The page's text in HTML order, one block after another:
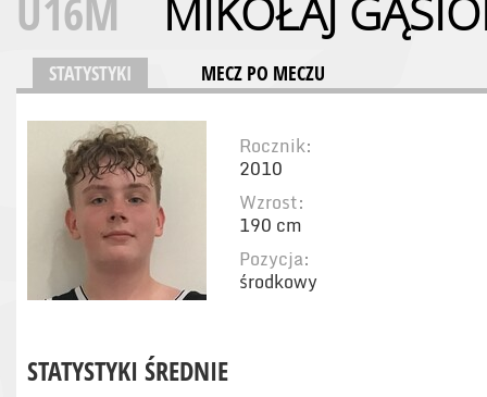
U16M MIKOŁAJ
STATYSTYKI MECZ PO MECZU
Rocznik:
2010
Wzrost:
190 cm
Pozycja:
środkowy
STATYSTYKI ŚREDNIE